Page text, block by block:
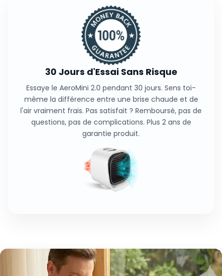
immédiatement. En plus : 2 ans de garantie produit
30 Jours d'Essai Sans Risque
Essaye le AeroMini 2.0 pendant 30 jours. Sens toi-
même la différence entre une brise chaude et de
l'air vraiment frais. Pas satisfait ? Remboursé, pas de
questions, pas de complications. Plus 2 ans de
garantie produit.